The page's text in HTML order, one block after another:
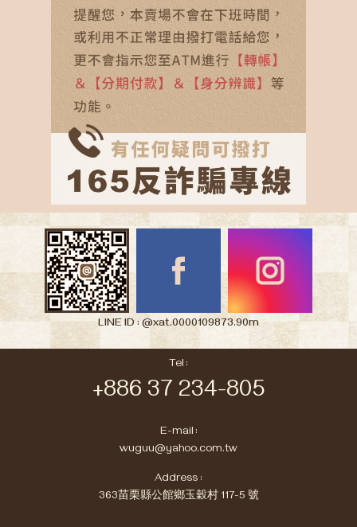
LINE ID : @xat.0000109873.90m
Tel :
+886 37 234-805
E-mail :
wuguu@yahoo.com.tw
Address :
363苗栗縣公館鄉玉穀村 117-5 號